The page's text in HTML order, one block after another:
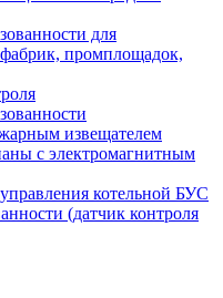
для
промплощадок,
извещателем
с электромагнитным
котельной БУС
(датчик контроля